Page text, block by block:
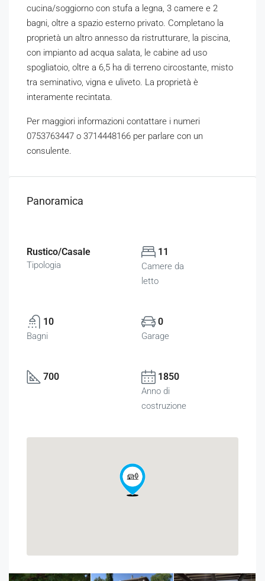
cucina/soggiorno con stufa a legna, 3 camere e 2
bagni, oltre a spazio esterno privato. Completano la
proprietà un altro annesso da ristrutturare, la piscina,
con impianto ad acqua salata, le cabine ad uso
spogliatoio, oltre a 6,5 ha di terreno circostante, misto
tra seminativo, vigna e uliveto. La proprietà è
interamente recintata.
Per maggiori informazioni contattare i numeri
0753763447 o 3714448166 per parlare con un
consulente.
Panoramica
Rustico/Casale
Tipologia
11
Camere da
letto
10
Bagni
0
Garage
700 1850
Anno di
costruzione